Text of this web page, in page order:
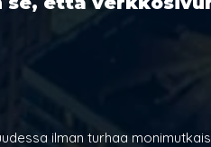
ilman turhaa